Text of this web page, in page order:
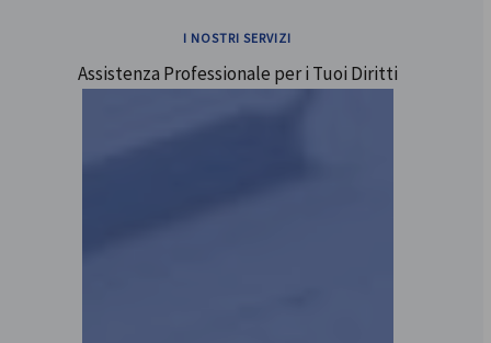
I NOSTRI SERVIZI
Assistenza Professionale per i Tuoi Diritti